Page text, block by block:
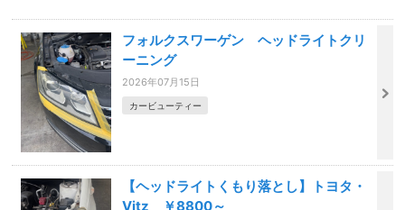
フォルクスワーゲン ヘッドライトクリ
ーニング
2026年07月15日
カービューティー
【ヘッドライトくもり落とし】トヨタ・
Vitz ￥8800～